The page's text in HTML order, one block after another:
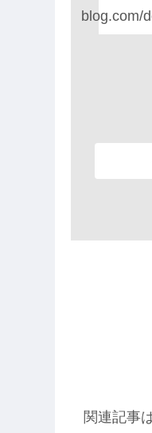
blog.com/
関連記事